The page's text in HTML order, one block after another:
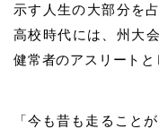
示す人生の大部分を
高校時代には、州大
健常者のアスリートと
「今も昔も走ること